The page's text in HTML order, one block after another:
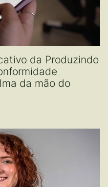
da Produzindo
da mão do